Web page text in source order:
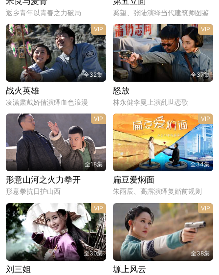
返乡青年以青春之力破局 奚望、张陆演绎当代建筑师图鉴
全32集
VIP
战火英雄
凌潇肃戴娇倩演绎血色浪漫
全37集
VIP
怒放
林永健李曼上演乱世恋歌
全18集
VIP
形意山河之火力拳开
形意拳抗日护山西
全34集
VIP
扁豆爱焖面
朱雨辰、高露演绎复婚前规则
全30集
VIP
刘三姐
全38集
VIP
塬上风云